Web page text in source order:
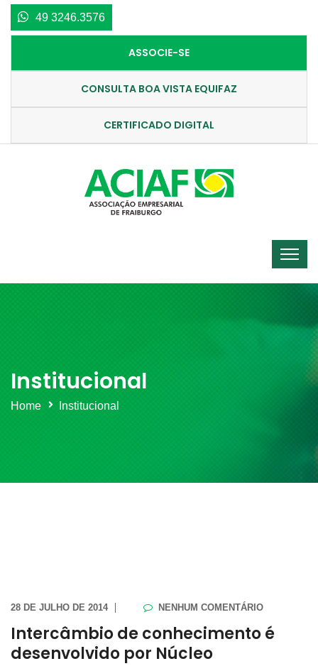
49 3246.3576
ASSOCIE-SE
CONSULTA BOA VISTA EQUIFAZ
CERTIFICADO DIGITAL
Institucional
Home Institucional
28 DE JULHO DE 2014 NENHUM COMENTÁRIO
Intercâmbio de conhecimento é
desenvolvido por Núcleo